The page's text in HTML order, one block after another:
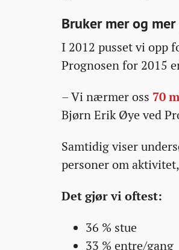
Bruker mer og
I 2012 pusset vi opp
Prognosen for 2015
– Vi nærmer oss 70
Bjørn Erik Øye ved
Samtidig viser
personer om
Det gjør vi oftest:
36 % stue
33 % entre/gang